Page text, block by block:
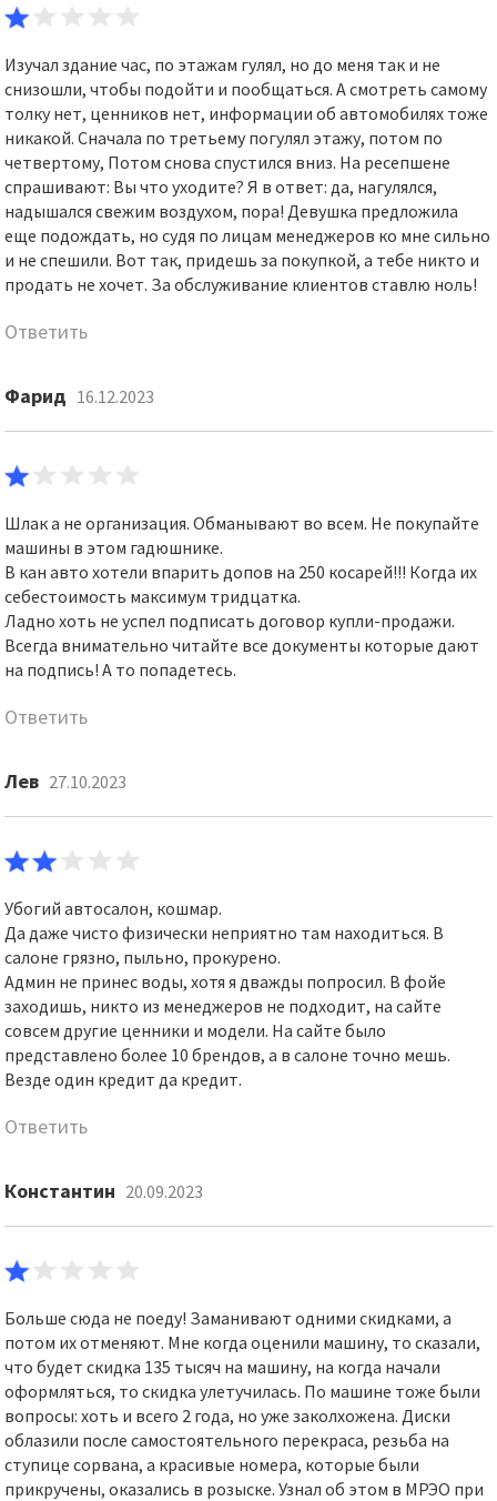
Изучал здание час, по этажам гулял, но до меня так и не
снизошли, чтобы подойти и пообщаться. А смотреть самому
толку нет, ценников нет, информации об автомобилях тоже
никакой. Сначала по третьему погулял этажу, потом по
четвертому, Потом снова спустился вниз. На ресепшене
спрашивают: Вы что уходите? Я в ответ: да, нагулялся,
надышался свежим воздухом, пора! Девушка предложила
еще подождать, но судя по лицам менеджеров ко мне сильно
и не спешили. Вот так, придешь за покупкой, а тебе никто и
продать не хочет. За обслуживание клиентов ставлю ноль!
Ответить
Фарид 16.12.2023
Шлак а не организация. Обманывают во всем. Не покупайте
машины в этом гадюшнике.
В кан авто хотели впарить допов на 250 косарей!!! Когда их
себестоимость максимум тридцатка.
Ладно хоть не успел подписать договор купли-продажи.
Всегда внимательно читайте все документы которые дают
на подпись! А то попадетесь.
Ответить
Лев 27.10.2023
Убогий автосалон, кошмар.
Да даже чисто физически неприятно там находиться. В
салоне грязно, пыльно, прокурено.
Админ не принес воды, хотя я дважды попросил. В фойе
заходишь, никто из менеджеров не подходит, на сайте
совсем другие ценники и модели. На сайте было
представлено более 10 брендов, а в салоне точно мешь.
Везде один кредит да кредит.
Ответить
Константин 20.09.2023
Больше сюда не поеду! Заманивают одними скидками, а
потом их отменяют. Мне когда оценили машину, то сказали,
что будет скидка 135 тысяч на машину, на когда начали
оформляться, то скидка улетучилась. По машине тоже были
вопросы: хоть и всего 2 года, но уже заколхожена. Диски
облазили после самостоятельного перекраса, резьба на
ступице сорвана, а красивые номера, которые были
прикручены, оказались в розыске. Узнал об этом в МРЭО при